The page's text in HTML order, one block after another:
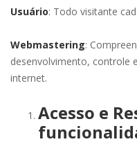
Usuário: Todo visitante
Webmastering:
desenvolvimento, controle
internet.
Acesso e